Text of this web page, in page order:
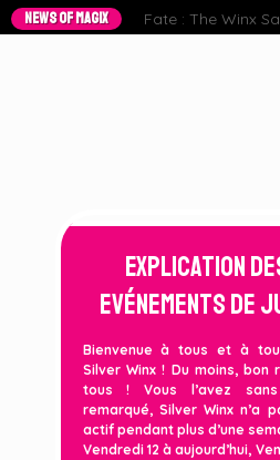
NEWS OF MAGIX Fate : The Winx
Explication
Evénements de
Bienvenue à tous et à
Silver Winx ! Du moins, bon
tous ! Vous l’avez
remarqué, Silver Winx n’a
actif pendant plus d’une
Vendredi 12 à aujourd’hui,